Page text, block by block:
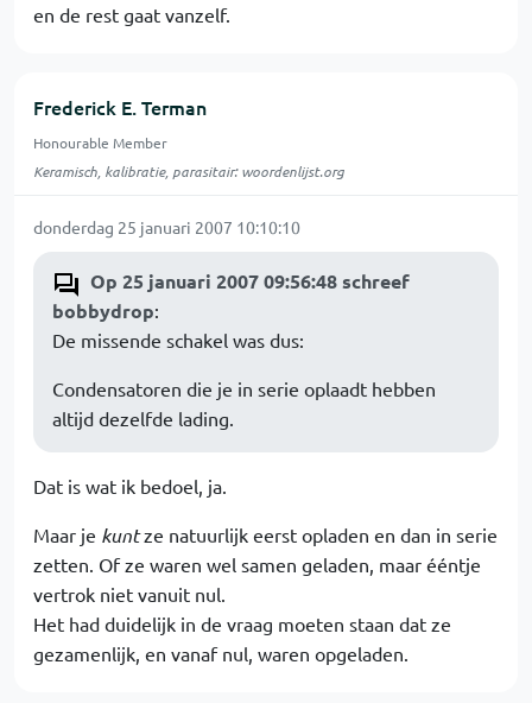
en de rest gaat vanzelf.
Frederick E. Terman
Honourable Member
Keramisch, kalibratie, parasitair: woordenlijst.org
donderdag 25 januari 2007 10:10:10
Op 25 januari 2007 09:56:48 schreef
bobbydrop:
De missende schakel was dus:
Condensatoren die je in serie oplaadt hebben
altijd dezelfde lading.
Dat is wat ik bedoel, ja.
Maar je kuntze natuurlijk eerst opladen en dan in serie
zetten. Of ze waren wel samen geladen, maar ééntje
vertrok niet vanuit nul.
Het had duidelijk in de vraag moeten staan dat ze
gezamenlijk, en vanaf nul, waren opgeladen.